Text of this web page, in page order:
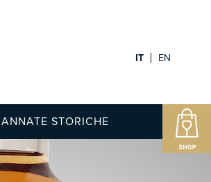
IT EN
ANNATE STORICHE